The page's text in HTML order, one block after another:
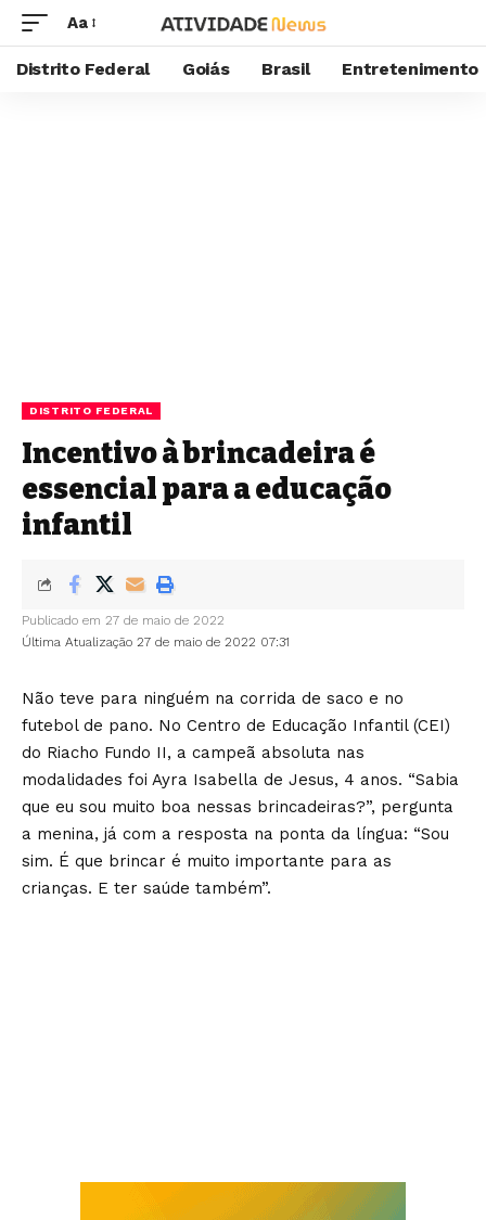
Aa
Distrito Federal Goiás Brasil Entretenimento
DISTRITO FEDERAL
Incentivo à brincadeira é
essencial para a educação
infantil
Última Atualização 27 de maio de 2022 07:31
Publicado em 27 de maio de 2022
Não teve para ninguém na corrida de saco e no
futebol de pano. No Centro de Educação Infantil (CEI)
do Riacho Fundo II, a campeã absoluta nas
modalidades foi Ayra Isabella de Jesus, 4 anos. “Sabia
que eu sou muito boa nessas brincadeiras?”, pergunta
a menina, já com a resposta na ponta da língua: “Sou
sim. É que brincar é muito importante para as
crianças. E ter saúde também”.